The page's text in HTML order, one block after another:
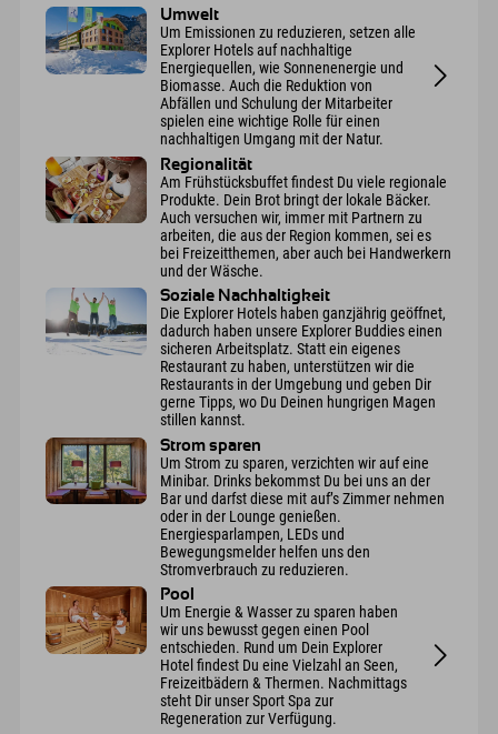
Umwelt
Um Emissionen zu reduzieren, setzen alle
Explorer Hotels auf nachhaltige
Energiequellen, wie Sonnenenergie und
Biomasse. Auch die Reduktion von
Abfällen und Schulung der Mitarbeiter
spielen eine wichtige Rolle für einen
nachhaltigen Umgang mit der Natur.
Regionalität
Am Frühstücksbuffet findest Du viele regionale
Produkte. Dein Brot bringt der lokale Bäcker.
Auch versuchen wir, immer mit Partnern zu
arbeiten, die aus der Region kommen, sei es
bei Freizeitthemen, aber auch bei Handwerkern
und der Wäsche.
Soziale Nachhaltigkeit
Die Explorer Hotels haben ganzjährig geöffnet,
dadurch haben unsere Explorer Buddies einen
sicheren Arbeitsplatz. Statt ein eigenes
Restaurant zu haben, unterstützen wir die
Restaurants in der Umgebung und geben Dir
gerne Tipps, wo Du Deinen hungrigen Magen
stillen kannst.
Strom sparen
Um Strom zu sparen, verzichten wir auf eine
Minibar. Drinks bekommst Du bei uns an der
Bar und darfst diese mit auf’s Zimmer nehmen
oder in der Lounge genießen.
Energiesparlampen, LEDs und
Bewegungsmelder helfen uns den
Stromverbrauch zu reduzieren.
Pool
Um Energie & Wasser zu sparen haben
wir uns bewusst gegen einen Pool
entschieden. Rund um Dein Explorer
Hotel findest Du eine Vielzahl an Seen,
Freizeitbädern & Thermen. Nachmittags
steht Dir unser Sport Spa zur
Regeneration zur Verfügung.